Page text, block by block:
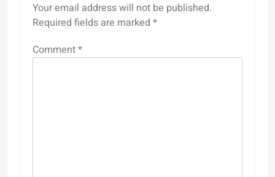
Your email address will not be published.
Required fields are marked *
Comment*